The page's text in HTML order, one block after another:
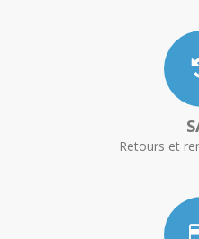
Retours et